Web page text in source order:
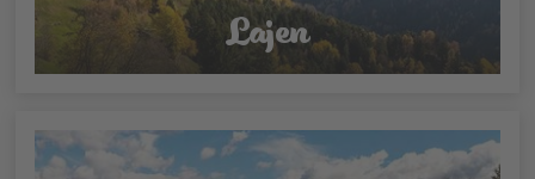
Lajen